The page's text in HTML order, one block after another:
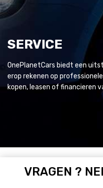
SERVICE
OnePlanetCars biedt een
erop rekenen op
kopen, leasen of financieren
VRAGEN ?